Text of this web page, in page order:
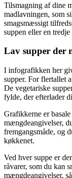
Tilsmagning af dine
madlavningen, som
smagsmæssigt
suppen eller en
Lav supper der
I infografikken her
supper. For flertallet
De vegetariske
fylde, der efterlader
Grafikkerne er
mængdeangivelser,
fremgangsmåde, og
køkkenet.
Ved hver suppe er
råvarer, som du kan
mængdeangivelser,